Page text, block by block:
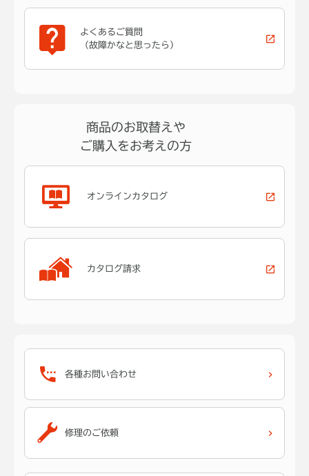
よくあるご質問
（故障かなと思ったら）
商品のお取替えや
ご購入をお考えの方
オンラインカタログ
カタログ請求
各種お問い合わせ
修理のご依頼